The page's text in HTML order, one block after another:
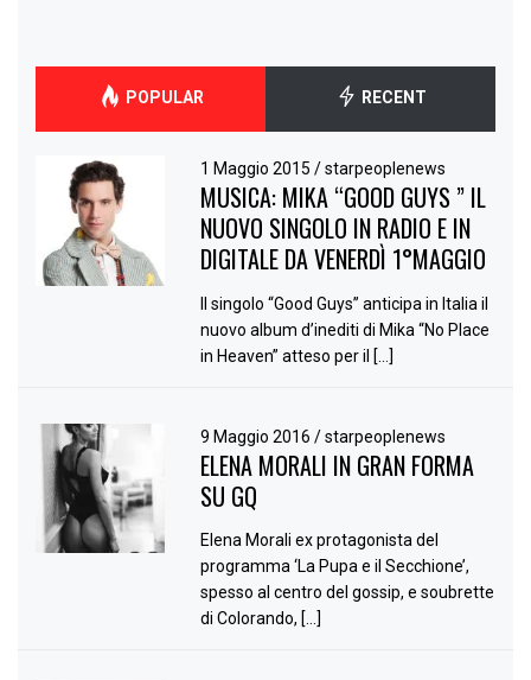
POPULAR RECENT
1 Maggio 2015/ starpeoplenews
MUSICA: MIKA “GOOD GUYS ” IL
NUOVO SINGOLO IN RADIO E IN
DIGITALE DA VENERDÌ 1°MAGGIO
Il singolo “Good Guys” anticipa in Italia il
nuovo album d’inediti di Mika “No Place
in Heaven” atteso per il […]
9 Maggio 2016/ starpeoplenews
ELENA MORALI IN GRAN FORMA
SU GQ
Elena Morali ex protagonista del
programma ‘La Pupa e il Secchione’,
spesso al centro del gossip, e soubrette
di Colorando, […]